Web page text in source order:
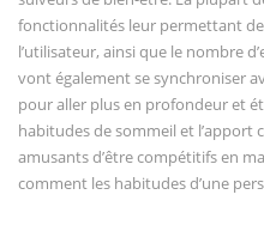
fonctionnalités leur permettant
l’utilisateur, ainsi que le nombre
vont également se synchroniser
pour aller plus en profondeur et
habitudes de sommeil et l’apport
amusants d’être compétitifs en
comment les habitudes d’une